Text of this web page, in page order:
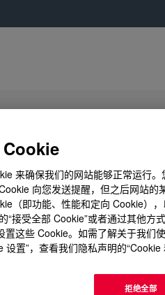
L Cellulose Ether
样品选项 购买选项
Cookie
来确保我们的网站能够正常运行
向您发送提醒，但之后网站的
（即功能、性能和定向 Cookie）
“接受全部 Cookie”或者通过其他方
置这些 Cookie。如需了解关于我们
置”，查看我们隐私声明的“Cookie
拒绝全部